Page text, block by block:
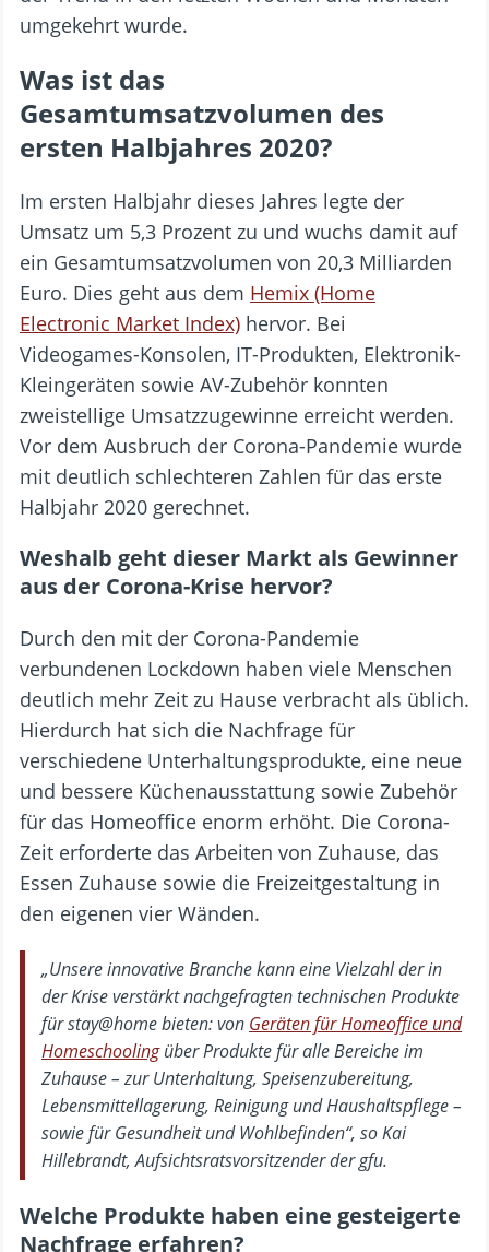
umgekehrt wurde.
Was ist das
Gesamtumsatzvolumen des
ersten Halbjahres 2020?
Im ersten Halbjahr dieses Jahres legte der
Umsatz um 5,3 Prozent zu und wuchs damit auf
ein Gesamtumsatzvolumen von 20,3 Milliarden
Euro. Dies geht aus dem Hemix (Home
Electronic Market Index) hervor. Bei
Videogames-Konsolen, IT-Produkten, Elektronik-
Kleingeräten sowie AV-Zubehör konnten
zweistellige Umsatzzugewinne erreicht werden.
Vor dem Ausbruch der Corona-Pandemie wurde
mit deutlich schlechteren Zahlen für das erste
Halbjahr 2020 gerechnet.
Weshalb geht dieser Markt als Gewinner
aus der Corona-Krise hervor?
Durch den mit der Corona-Pandemie
verbundenen Lockdown haben viele Menschen
deutlich mehr Zeit zu Hause verbracht als üblich.
Hierdurch hat sich die Nachfrage für
verschiedene Unterhaltungsprodukte, eine neue
und bessere Küchenausstattung sowie Zubehör
für das Homeoffice enorm erhöht. Die Corona-
Zeit erforderte das Arbeiten von Zuhause, das
Essen Zuhause sowie die Freizeitgestaltung in
den eigenen vier Wänden.
„Unsere innovative Branche kann eine Vielzahl der in
der Krise verstärkt nachgefragten technischen Produkte
für stay@home bieten: von Geräten für Homeoffice und
Homeschoolingüber Produkte für alle Bereiche im
Zuhause – zur Unterhaltung, Speisenzubereitung,
Lebensmittellagerung, Reinigung und Haushaltspflege –
sowie für Gesundheit und Wohlbefinden“, so Kai
Hillebrandt, Aufsichtsratsvorsitzender der gfu.
Welche Produkte haben eine gesteigerte
Nachfrage erfahren?